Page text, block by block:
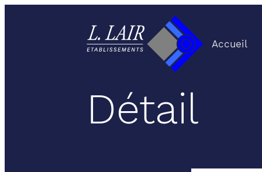
Accueil
Détail